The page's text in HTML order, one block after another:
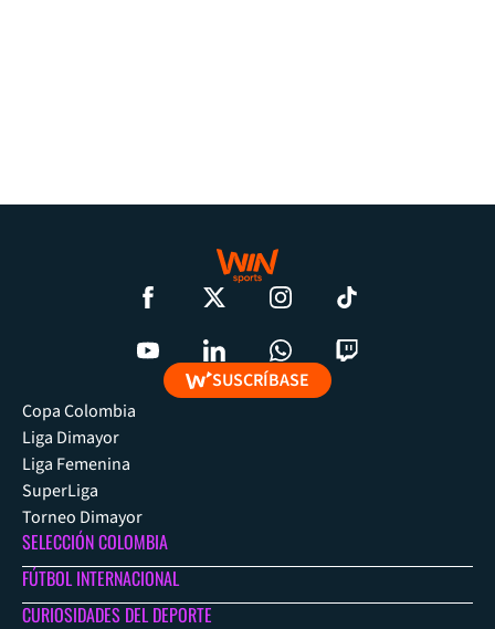
SUSCRÍBASE
Copa Colombia
Liga Dimayor
Liga Femenina
SuperLiga
Torneo Dimayor
SELECCIÓN COLOMBIA
FÚTBOL INTERNACIONAL
CURIOSIDADES DEL DEPORTE